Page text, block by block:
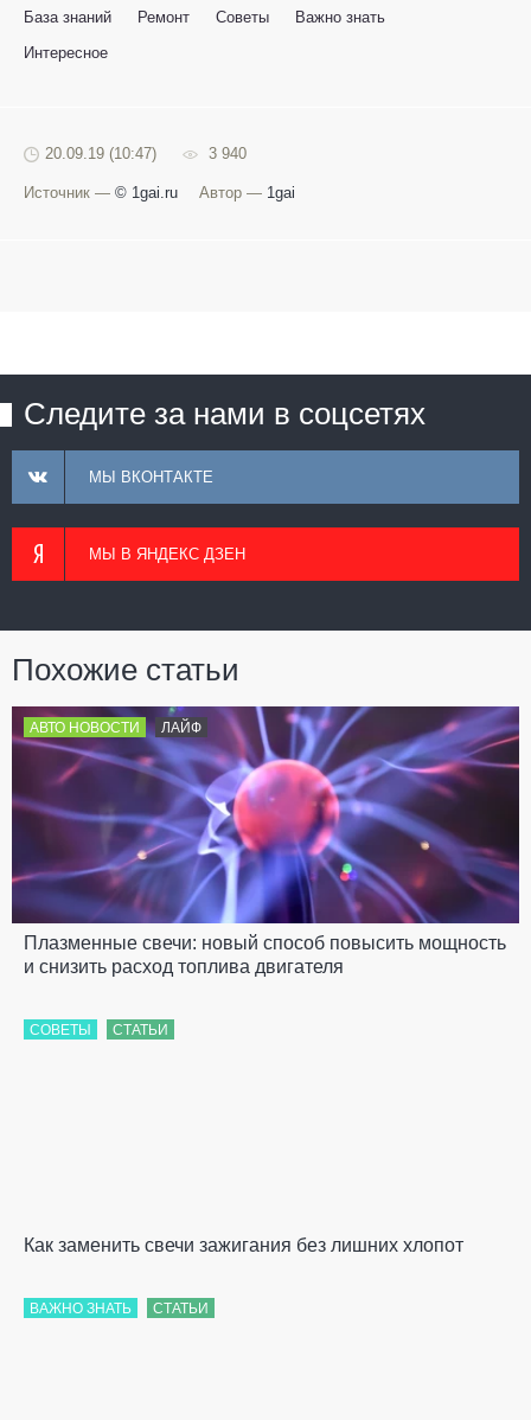
База знаний Ремонт Советы
Важно знать
Интересное
20.09.19 (10:47) 3 940
Источник — © 1gai.ru Автор — 1gai
Следите за нами в соцсетях
МЫ ВКОНТАКТЕ
МЫ В ЯНДЕКС ДЗЕН
Похожие статьи
АВТО НОВОСТИ ЛАЙФ
Плазменные свечи: новый способ повысить мощность
и снизить расход топлива двигателя
СОВЕТЫ СТАТЬИ
Как заменить свечи зажигания без лишних хлопот
ВАЖНО ЗНАТЬ СТАТЬИ